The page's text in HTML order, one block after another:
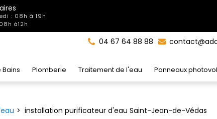
: 08h à 19h
à12h
04 67 64 88 88
Bains Plomberie Traitement de l'eau Panneaux
installation purificateur d'eau Saint-Jean-de-Védas